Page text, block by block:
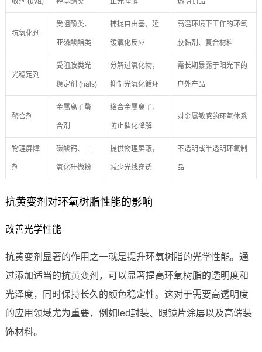
抗氧化剂
受阻酚类、
亚磷酸酯类
捕捉自由基，延
缓氧化反应
高温环境下工作的环氧
胶黏剂、复合材料
光稳定剂
受阻胺类光
稳定剂 (hals)
分解过氧化物，
抑制光氧化循环
需长期暴露于阳光下的
户外产品
螯合剂
金属离子螯
合剂
络合金属离子，
防止催化降解
对金属敏感的环氧体系
物理屏障
剂
碳酸钙、二
氧化硅微粉
提供物理屏蔽，
减少光线穿透
不透明或半透明环氧制
品
抗黄变剂对环氧树脂性能的影响
改善光学性能
抗黄变剂显著的作用之一就是提升环氧树脂的光学性能。通
过添加适当的抗黄变剂，可以显著提高环氧树脂的透明度和
光泽度，同时保持长久的颜色稳定性。这对于需要高透明度
的应用领域尤为重要，例如led封装、眼镜片涂层以及高端装
饰材料。